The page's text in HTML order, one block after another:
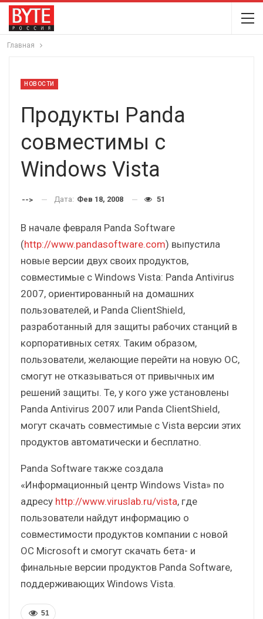
Главная
НОВОСТИ
Продукты Panda
совместимы с
Windows Vista
--> Дата: Фев 18, 2008 51
В начале февраля Panda Software
(http://www.pandasoftware.com) выпустила
новые версии двух своих продуктов,
совместимые с Windows Vista: Panda Antivirus
2007, ориентированный на домашних
пользователей, и Panda ClientShield,
разработанный для защиты рабочих станций в
корпоративных сетях. Таким образом,
пользователи, желающие перейти на новую ОС,
смогут не отказываться от привычных им
решений защиты. Те, у кого уже установлены
Panda Antivirus 2007 или Panda ClientShield,
могут скачать совместимые с Vista версии этих
продуктов автоматически и бесплатно.
Panda Software также создала
«Информационный центр Windows Vista» по
адресу http://www.viruslab.ru/vista, где
пользователи найдут информацию о
совместимости продуктов компании с новой
ОС Microsoft и смогут скачать бета- и
финальные версии продуктов Panda Software,
поддерживающих Windows Vista.
51